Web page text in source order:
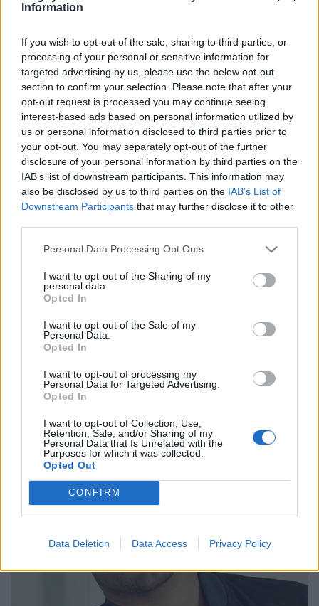
Information
If you wish to opt-out of the sale, sharing to third parties, or
processing of your personal or sensitive information for
targeted advertising by us, please use the below opt-out
section to confirm your selection. Please note that after your
opt-out request is processed you may continue seeing
interest-based ads based on personal information utilized by
us or personal information disclosed to third parties prior to
your opt-out. You may separately opt-out of the further
disclosure of your personal information by third parties on the
IAB’s list of downstream participants. This information may
also be disclosed by us to third parties on the IAB’s List of
Downstream Participants that may further disclose it to other
Personal Data Processing Opt Outs
I want to opt-out of the Sharing of my
personal data.
Opted In
I want to opt-out of the Sale of my
Personal Data.
Opted In
I want to opt-out of processing my
Personal Data for Targeted Advertising.
Opted In
I want to opt-out of Collection, Use,
Retention, Sale, and/or Sharing of my
Personal Data that Is Unrelated with the
Purposes for which it was collected.
Opted Out
CONFIRM
Data Deletion Data Access Privacy Policy
>Il programma delle
amichevoli pre stagione di
Serie A Elite<